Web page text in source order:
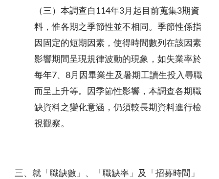
（三）本調查自114年3月起目前蒐集3期資
料，惟各期之季節性並不相同。季節性係指
因固定的短期因素，使得時間數列在該因素
影響期間呈現規律波動的現象，如失業率於
每年7、8月因畢業生及暑期工讀生投入尋職
而呈上升等。因季節性影響，本調查各期職
缺資料之變化意涵，仍須較長期資料進行檢
視觀察。
三、就「職缺數 」、「職缺率」及「招募時間」